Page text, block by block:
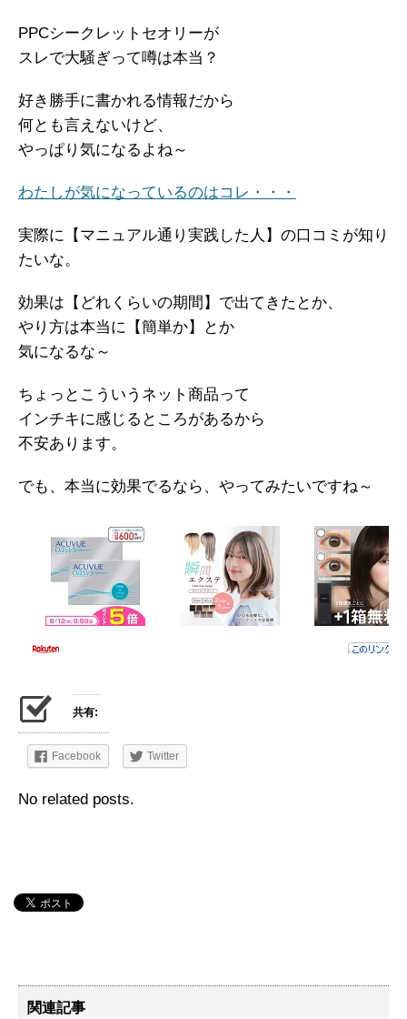
PPCシークレットセオリーが
スレで大騒ぎって噂は本当？
好き勝手に書かれる情報だから
何とも言えないけど、
やっぱり気になるよね～
わたしが気になっているのはコレ・・・
実際に【マニュアル通り実践した人】の口コミが知り
たいな。
効果は【どれくらいの期間】で出てきたとか、
やり方は本当に【簡単か】とか
気になるな～
ちょっとこういうネット商品って
インチキに感じるところがあるから
不安あります。
でも、本当に効果でるなら、やってみたいですね～
共有:
Facebook Twitter
No related posts.
関連記事